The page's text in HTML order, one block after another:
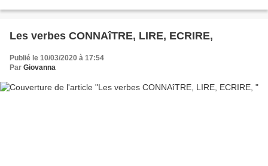
Les verbes CONNAîTRE, LIRE, ECRIRE,
Publié le 10/03/2020 à 17:54
Par Giovanna